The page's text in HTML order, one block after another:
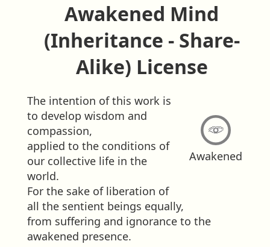
Awakened Mind
(Inheritance - Share-
Alike) License
Awakened
The intention of this work is
to develop wisdom and
compassion,
applied to the conditions of
our collective life in the
world.
For the sake of liberation of
all the sentient beings equally,
from suffering and ignorance to the
awakened presence.